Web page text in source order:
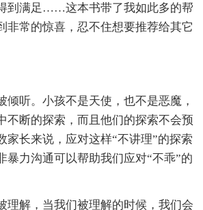
到满足……这本书带了我如此多的帮
非常的惊喜，忍不住想要推荐给其它
倾听。小孩不是天使，也不是恶魔，
不断的探索，而且他们的探索不会预
家长来说，应对这样“不讲理”的探索
暴力沟通可以帮助我们应对“不乖”的
理解，当我们被理解的时候，我们会